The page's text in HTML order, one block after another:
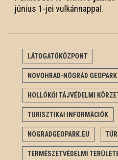
június 1-jei vulkánnappal.
LÁTOGATÓKÖZPONT
NOVOHRAD-NÓGRÁD GEOPARK
HOLLÓKŐI TÁJVÉDELMI
TURISZTIKAI INFORMÁCIÓK
NOGRADGEOPARK.EU
TERMÉSZETVÉDELMI